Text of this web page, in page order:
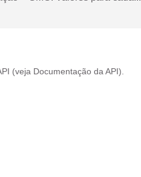
(veja Documentação da API ).